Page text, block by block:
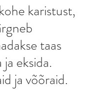
karistust,
taas
eksida.
ja võõraid.